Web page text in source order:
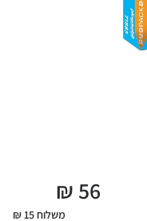
56
₪
משלוח 15 ₪